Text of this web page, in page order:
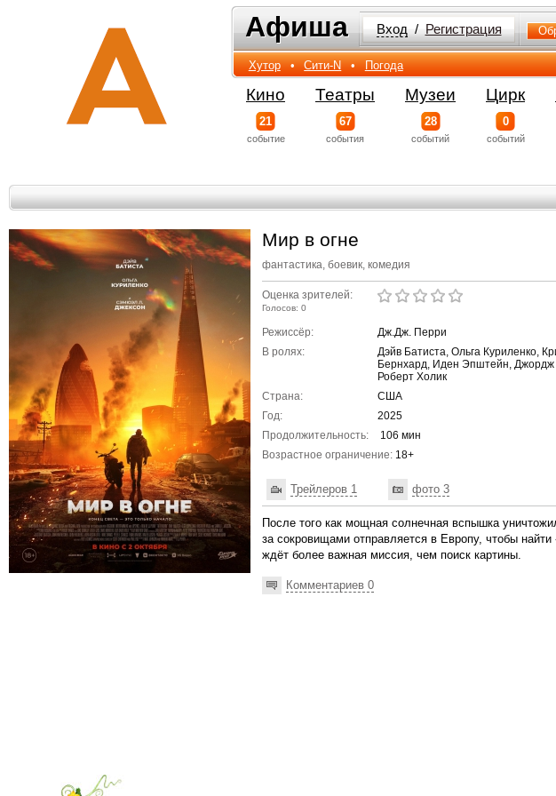
Афиша
Афиша Вход / Регистрация
Хутор • Сити-N • Погода
Кино
21
событиe
Театры
67
события
Музеи
28
событий
Цирк
0
событий
Мир в огне
фантастика, боевик, комедия
Оценка зрителей:
Голосов: 0
Режиссёр:
Дж.Дж. Перри
В ролях:
Дэйв Батиста, Ольга Куриленко,
Бернхард, Иден Эпштейн,
Роберт Холик
Страна:
США
Год:
2025
Продолжительность:
106 мин
Возрастное ограничение: 18+
Трейлеров 1 фото 3
После того как мощная солнечная вспышка
за сокровищами отправляется в Европу, чтобы
ждёт более важная миссия, чем поиск картины.
Комментариев 0